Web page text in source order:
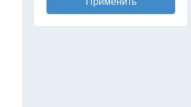
комедия
космос